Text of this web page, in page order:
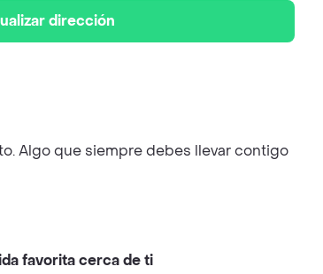
dirección
Algo que siempre debes llevar contigo
favorita cerca de ti